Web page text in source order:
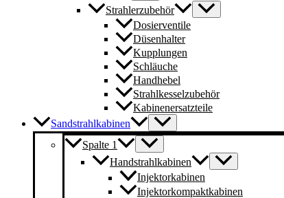
Strahlerzubehör
Dosierventile
Düsenhalter
Kupplungen
Schläuche
Handhebel
Strahlkesselzubehör
Kabinenersatzteile
Sandstrahlkabinen
Spalte 1
Handstrahlkabinen
Injektorkabinen
Injektorkompaktkabinen